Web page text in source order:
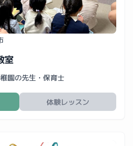
室
園の先生・保育士
体験レッスン